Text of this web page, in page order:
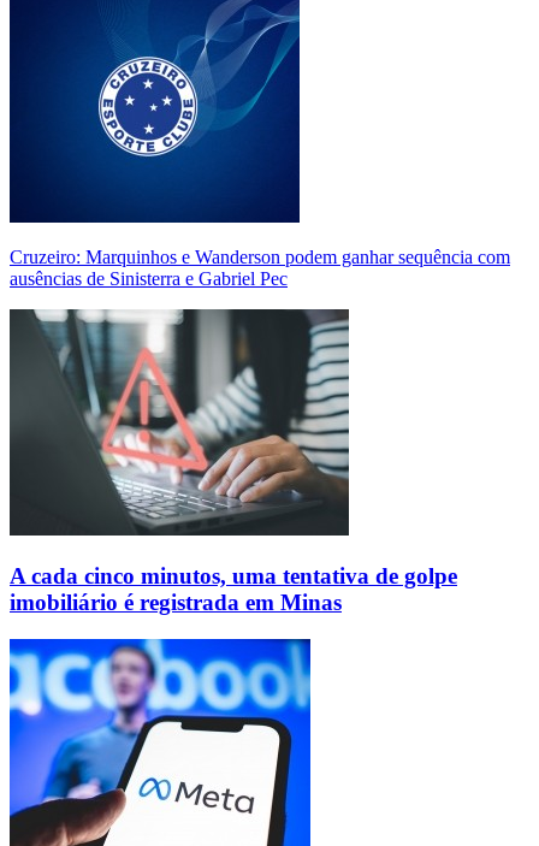
Cruzeiro: Marquinhos e Wanderson podem ganhar sequência com
ausências de Sinisterra e Gabriel Pec
A cada cinco minutos, uma tentativa de golpe
imobiliário é registrada em Minas